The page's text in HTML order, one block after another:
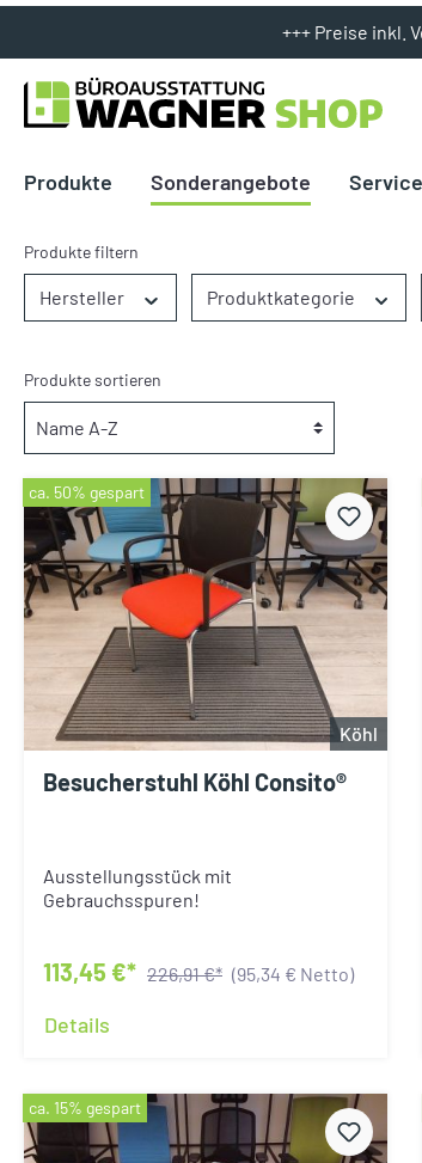
+++ Preise inkl.
Produkte Sonderangebote Service
Bürobedarf
Garderoben
Hocker
Stühle / Lounge
Produkte filtern
Hersteller Produktkategorie
Produkte sortieren
Köhl
Besucherstuhl Köhl Consito®
Ausstellungsstück mit
Gebrauchsspuren!
113,45 €* 226,91 €*
ca. 50% gespart
(95,34 € Netto)
Details
ca. 15% gespart